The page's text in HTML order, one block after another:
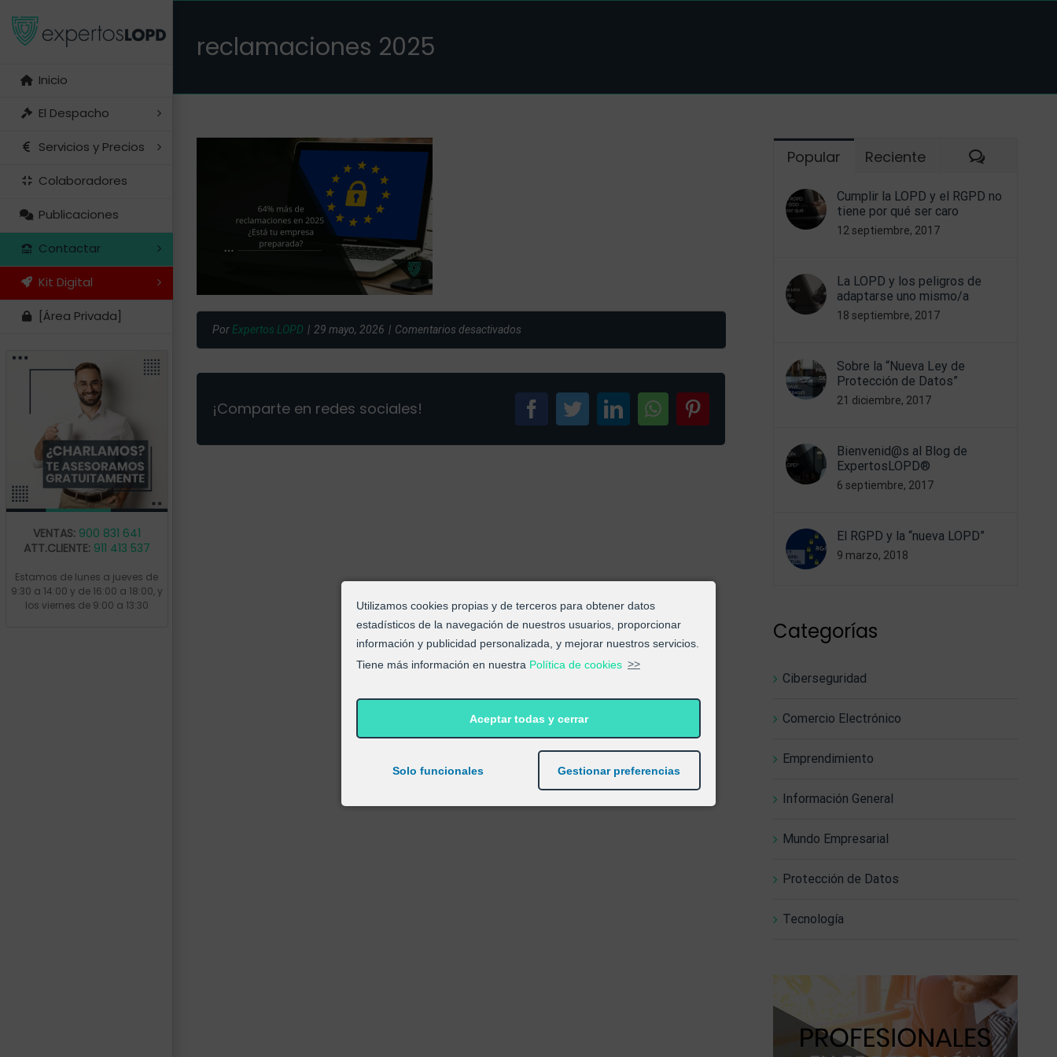
Utilizamos cookies propias y de terceros para obtener datos
estadísticos de la navegación de nuestros usuarios, proporcionar
información y publicidad personalizada, y mejorar nuestros servicios.
Tiene más información en nuestra Política de cookies >>
Aceptar todas y cerrar
Solo funcionales Gestionar preferencias
Inicio
El Despacho
Servicios y Precios
Colaboradores
Publicaciones
Contactar
Kit Digital
[Área Privada]
VENTAS: 900 831 641
ATT.CLIENTE: 911 413 537
Estamos de lunes a jueves de
9:30 a 14:00 y de 16:00 a 18:00, y
los viernes de 9:00 a 13:30
reclamaciones 2025
Por Expertos LOPD | 29 mayo, 2026 | Comentarios desactivados
reclamaciones
2025
¡Comparte en redes sociales! facebook
twitterlinkedinwhatsapp
Popular Reciente
Cumplir la LOPD y el RGPD no
tiene por qué ser caro
12 septiembre, 2017
La LOPD y los peligros de
adaptarse uno mismo/a
18 septiembre, 2017
Sobre la “Nueva Ley de
Protección de Datos”
21 diciembre, 2017
Bienvenid@s al Blog de
ExpertosLOPD®
6 septiembre, 2017
El RGPD y la “nueva LOPD”
9 marzo, 2018
Categorías
Ciberseguridad
Comercio Electrónico
Emprendimiento
Información General
Mundo Empresarial
Protección de Datos
Tecnología